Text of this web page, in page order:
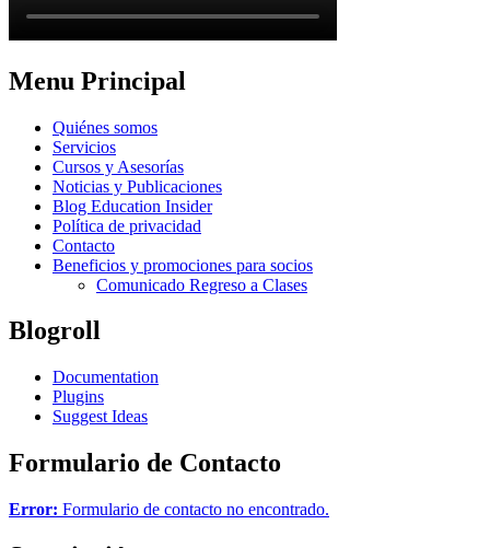
Menu Principal
Quiénes somos
Servicios
Cursos y Asesorías
Noticias y Publicaciones
Blog Education Insider
Política de privacidad
Contacto
Beneficios y promociones para socios
Comunicado Regreso a Clases
Blogroll
Documentation
Plugins
Suggest Ideas
Formulario de Contacto
Error: Formulario de contacto no encontrado.